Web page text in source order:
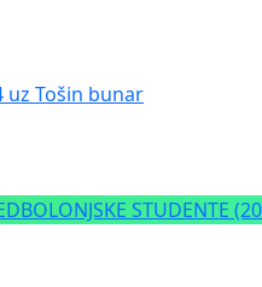
Tošin bunar
STUDENTE